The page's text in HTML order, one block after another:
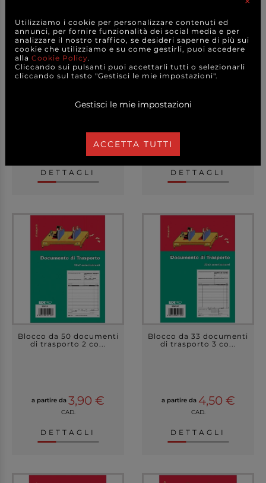
Cartella azzeramenti
8,50 €
DETTAGLI
Blocco da 25 comande a
a partire da
DETTAGLI
Blocco da 50 documenti
di trasporto 2 co...
a partire da 3,90 €
CAD.
DETTAGLI
Blocco da 33 documenti
di trasporto 3 co...
a partire da 4,50 €
CAD.
DETTAGLI
Utilizziamo i cookie per personalizzare contenuti ed
annunci, per fornire funzionalità dei social media e per
analizzare il nostro traffico, se desideri saperne di più sui
cookie che utilizziamo e su come gestirli, puoi accedere
alla Cookie Policy.
Cliccando sui pulsanti puoi accettarli tutti o selezionarli
cliccando sul tasto "Gestisci le mie impostazioni".
Gestisci le mie impostazioni
ACCETTA TUTTI